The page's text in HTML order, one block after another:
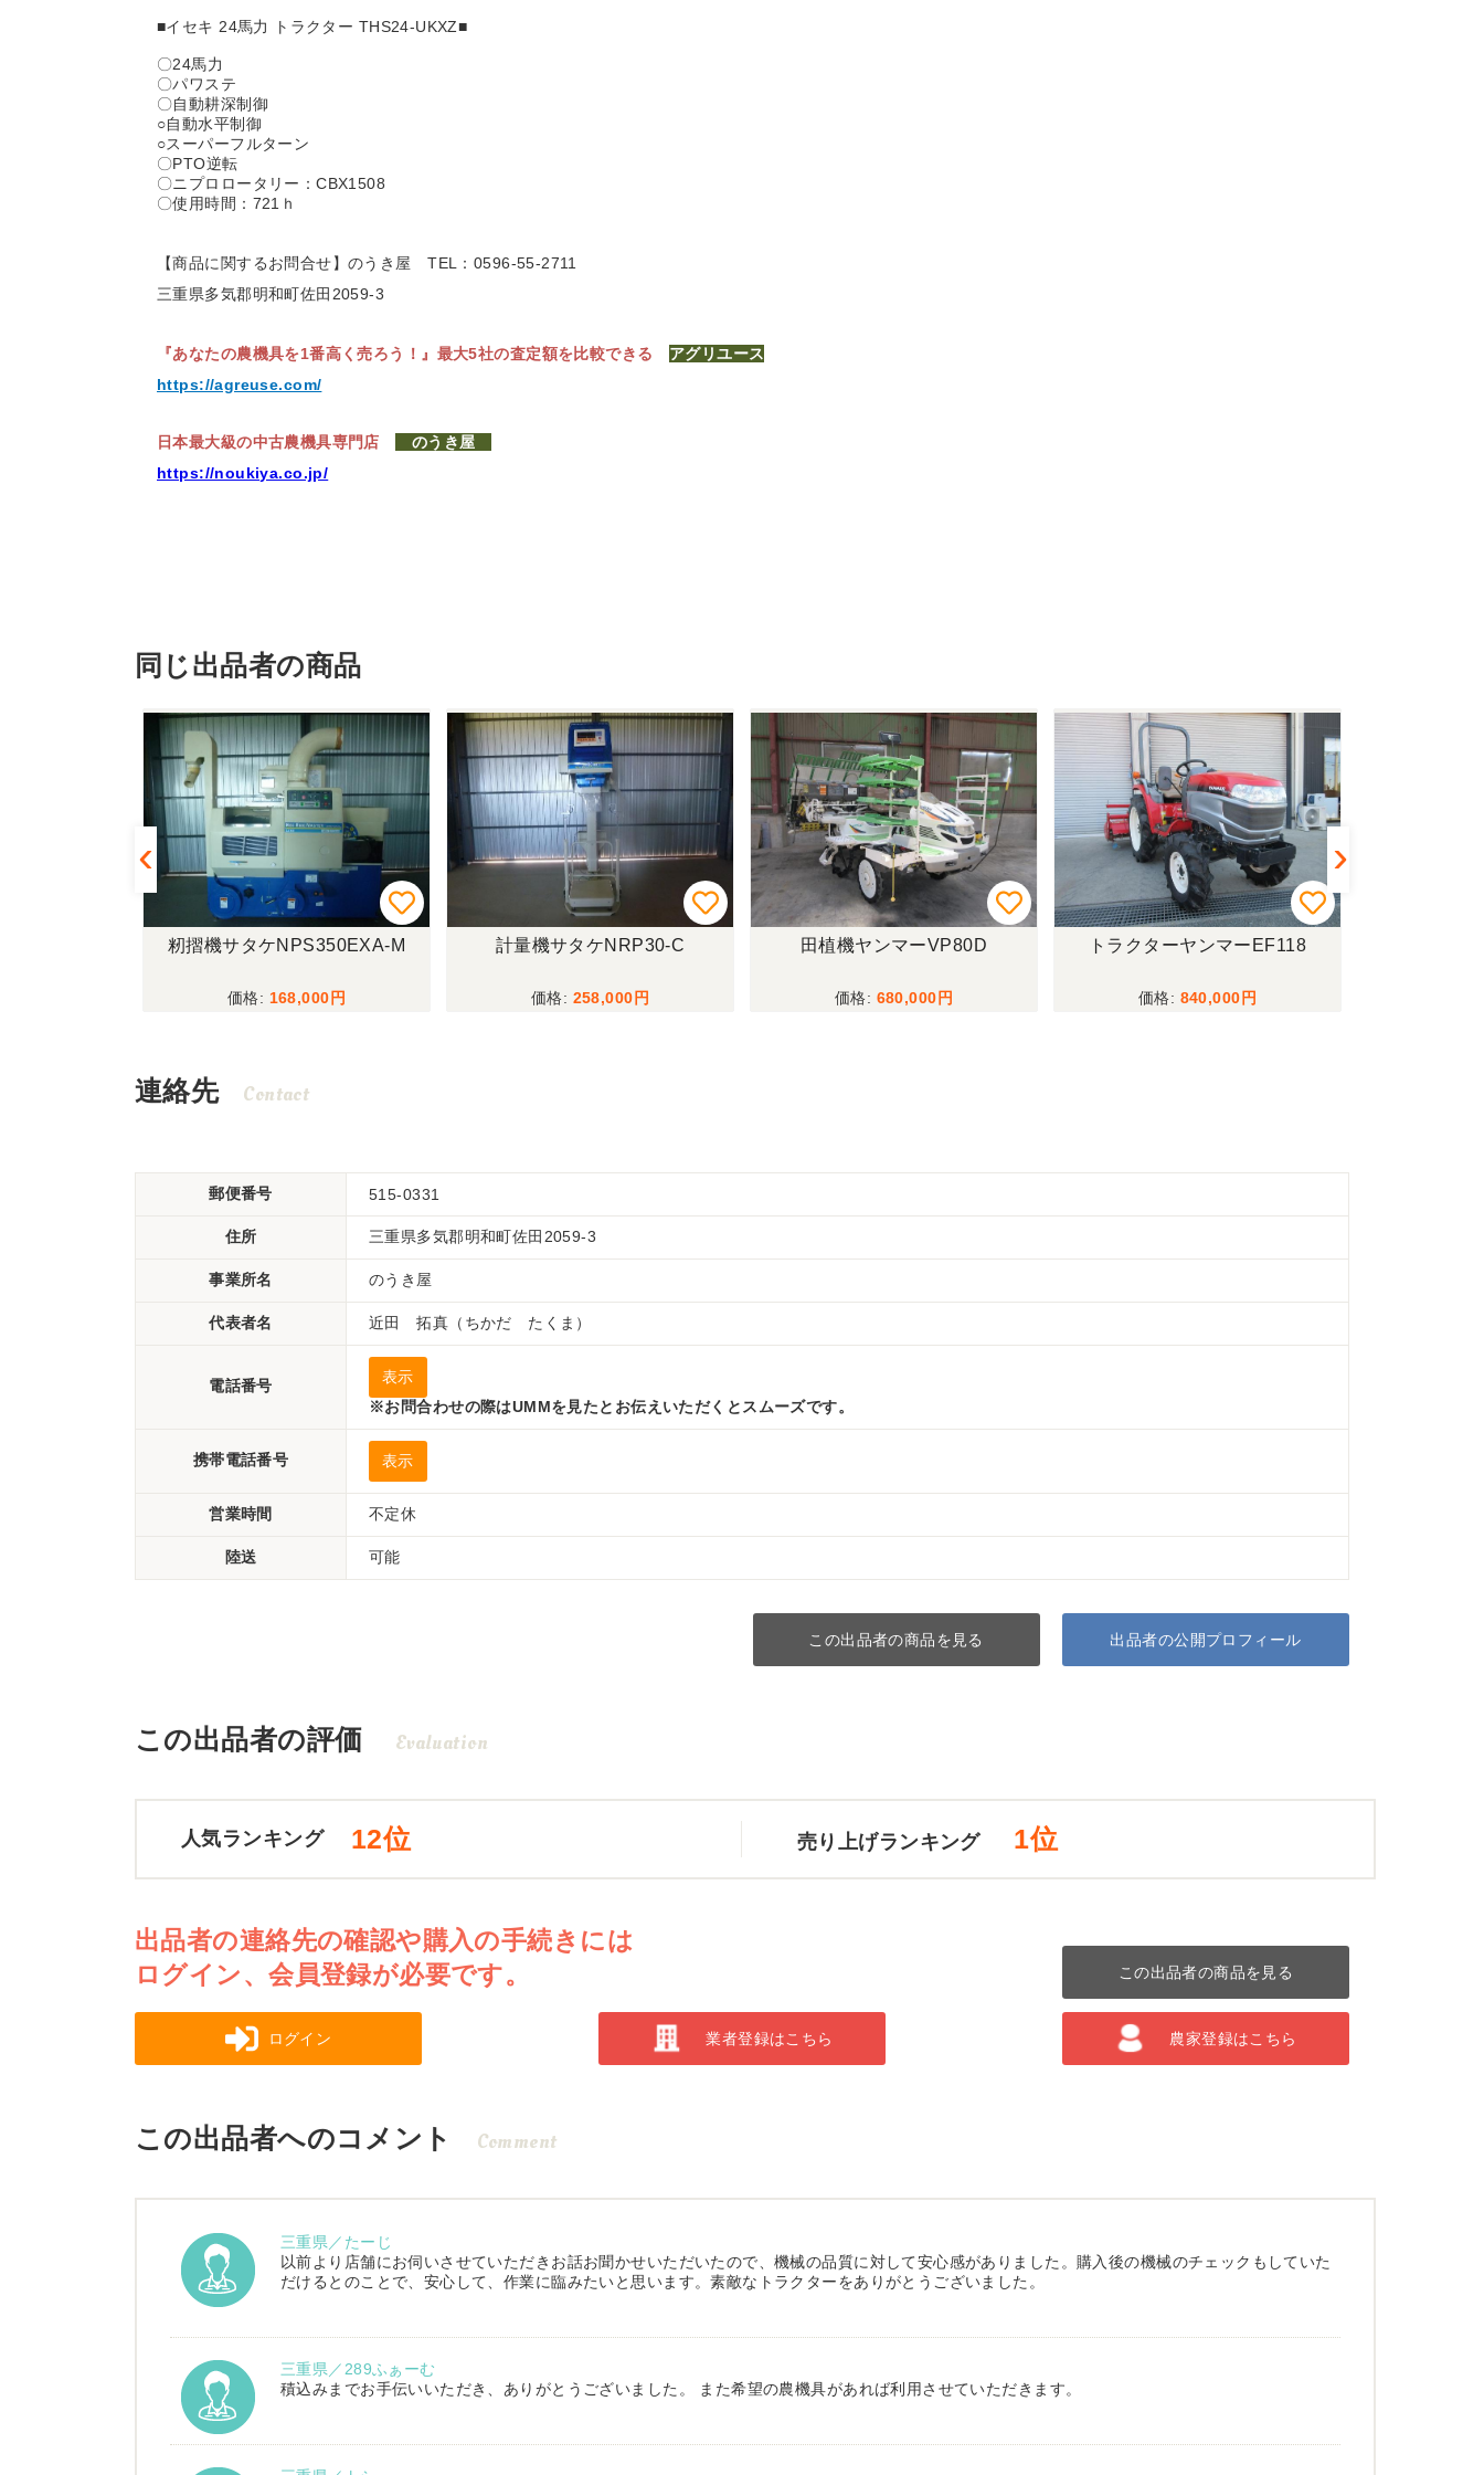
■イセキ 24馬力 トラクター THS24-UKXZ■
〇24馬力
〇パワステ
〇自動耕深制御
○自動水平制御
○スーパーフルターン
〇PTO逆転
〇ニプロロータリー：CBX1508
〇使用時間：721ｈ
【商品に関するお問合せ】のうき屋TEL：0596-55-2711
三重県多気郡明和町佐田2059-3
『あなたの農機具を1番高く売ろう！』 最大5社の査定額を比較できる アグリユース
https://agreuse.com/
日本最大級の中古農機具専門店
のうき屋
https://noukiya.co.jp/
同じ出品者の商品
籾摺機サタケNPS350EXA-M
168,000
計量機サタケNRP30-C
258,000
田植機ヤンマーVP80D
680,000
トラクターヤンマーEF118
840,000
連絡先 Contact
郵便番号 515-0331
住所 三重県多気郡明和町佐田2059-3
事業所名 のうき屋
代表者名 近田 拓真（ちかだ たくま）
電話番号
表示
※お問合わせの際はUMMを見たとお伝えいただくとスムーズです。
携帯電話番号 表示
営業時間 不定休
陸送 可能
この出品者の商品を見る 出品者の公開プロフィール
この出品者の評価 Evaluation
人気ランキング 12位 売り上げランキング 1位
出品者の連絡先の確認や購入の手続きには
ログイン、会員登録が必要です。
この出品者の商品を見る
ログイン 業者登録はこちら 農家登録はこちら
この出品者へのコメント Comment
三重県／たーじ
以前より店舗にお伺いさせていただきお話お聞かせいただいたので、機械の品質に対して安心感がありました。購入後の機械のチェックもしていた
だけるとのことで、安心して、作業に臨みたいと思います。素敵なトラクターをありがとうございました。
三重県／289ふぁーむ
積込みまでお手伝いいただき、ありがとうございました。 また希望の農機具があれば利用させていただきます。